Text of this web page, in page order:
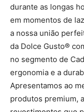
durante as longas
em momentos de
a nossa união
da Dolce Gusto®
no segmento de
ergonomia e a
Apresentamos ao
produtos premium,